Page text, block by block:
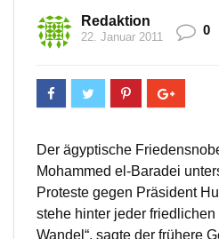
Redaktion
22. Januar 2011 0
Der ägyptische
Mohammed el-Baradei
Proteste gegen Präsident
stehe hinter jeder
Wandel“, sagte der frühere